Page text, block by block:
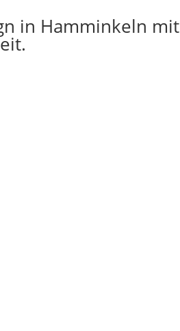
in Hamminkeln mit